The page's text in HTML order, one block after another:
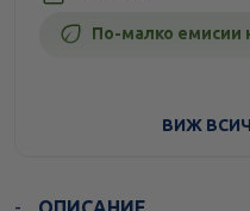
По-малко емисии
ВИЖ